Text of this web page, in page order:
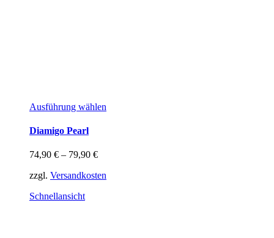
Ausführung wählen
Optionen
Diamigo Pearl
74,90 € – 79,90 €
zzgl. Versandkosten
Schnellansicht